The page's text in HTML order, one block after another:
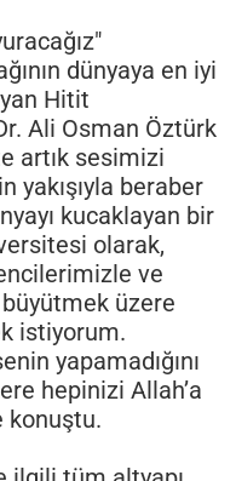
dünyaya en iyi
Hitit
Ali Osman Öztürk
artık sesimizi
yakışıyla beraber
kucaklayan bir
olarak,
ve
büyütmek üzere
istiyorum.
yapamadığını
hepinizi Allah’a
konuştu.